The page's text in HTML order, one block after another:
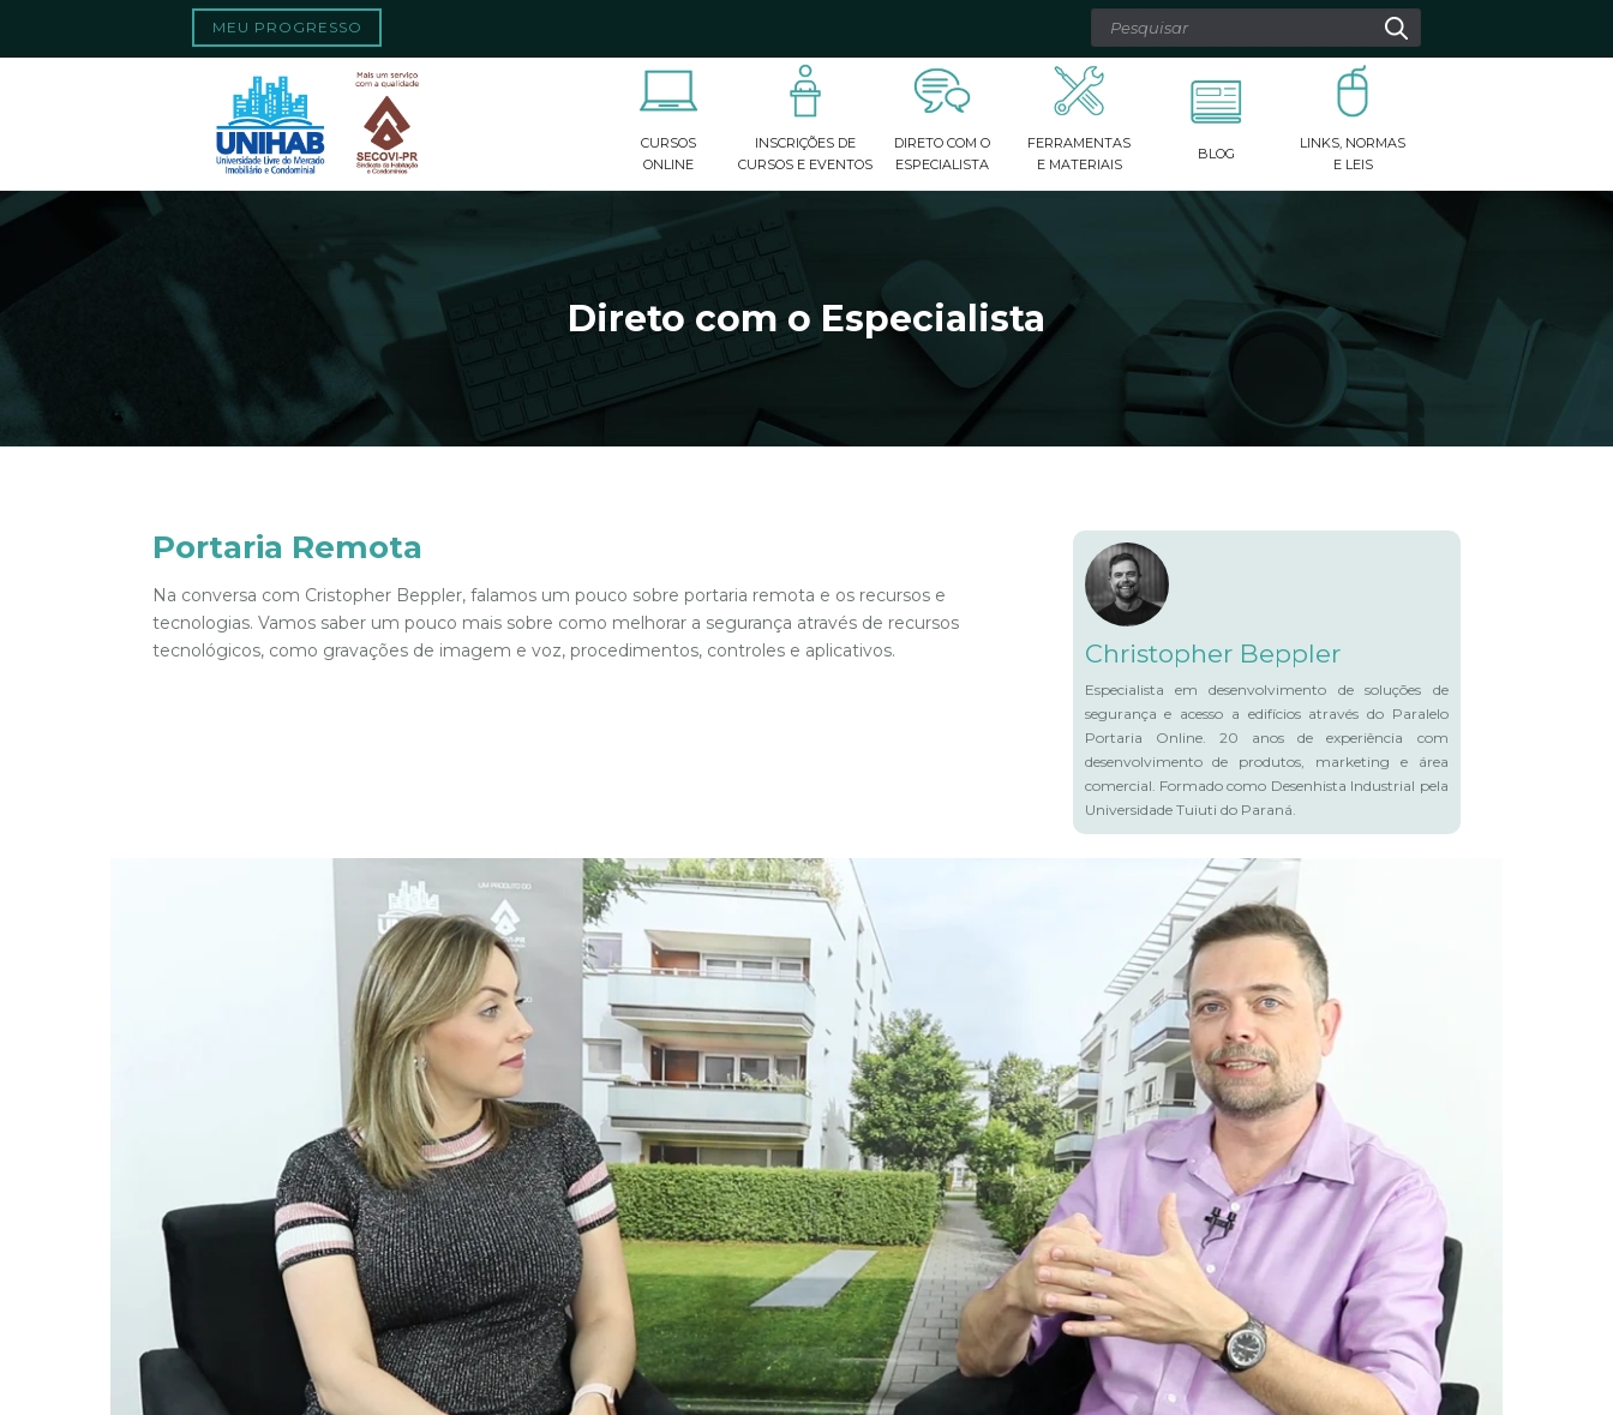
MEU PROGRESSO
Search Quando os resultados de preenchimento automático estiverem disponíveis, use as setas para cima e para baixo para revisar e digite
CURSOS
ONLINE
INSCRIÇÕES DE
CURSOS E EVENTOS
DIRETO COM O
ESPECIALISTA
FERRAMENTAS
E MATERIAIS
BLOG
LINKS, NORMAS
E LEIS
Direto com o Especialista
Portaria Remota
Na conversa com Cristopher Beppler, falamos um pouco sobre portaria remota e os recursos e
tecnologias. Vamos saber um pouco mais sobre como melhorar a segurança através de recursos
tecnológicos, como gravações de imagem e voz, procedimentos, controles e aplicativos.
Christopher Beppler
Especialista em desenvolvimento de soluções de
segurança e acesso a edifícios através do Paralelo
Portaria Online. 20 anos de experiência com
desenvolvimento de produtos, marketing e área
comercial. Formado como Desenhista Industrial pela
Universidade Tuiuti do Paraná.